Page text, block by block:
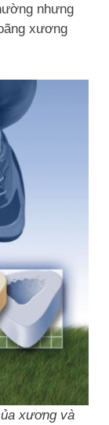
nhưng
xương
xương và